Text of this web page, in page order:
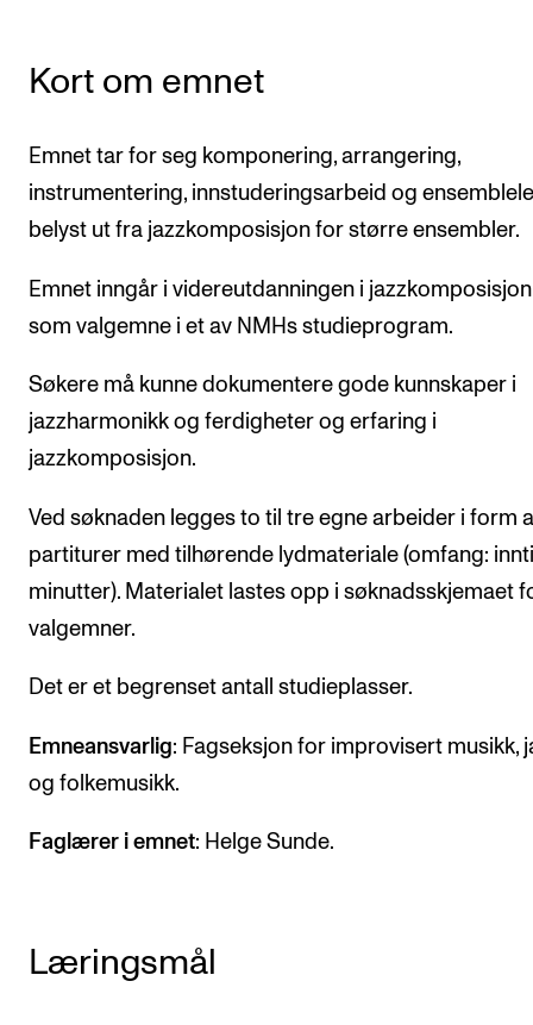
Utveksling
Nettverk
AKTUELT
Arrangementer og konserter
Nyheter og historier
Ledige stillinger
INFO
Om Norges musikkhøgskole
Kort om emnet
Emnet tar for seg komponering, arrangering,
instrumentering, innstuderingsarbeid og
belyst ut fra jazzkomposisjon for større ensembler.
Emnet inngår i videreutdanningen i
som valgemne i et av NMHs studieprogram.
Søkere må kunne dokumentere gode kunnskaper i
jazzharmonikk og ferdigheter og erfaring i
jazzkomposisjon.
Ved søknaden legges to til tre egne arbeider i form
partiturer med tilhørende lydmateriale (omfang:
minutter). Materialet lastes opp i søknadsskjemaet
valgemner.
Det er et begrenset antall studieplasser.
Emneansvarlig: Fagseksjon for improvisert musikk,
og folkemusikk.
Faglærer i emnet: Helge Sunde.
Læringsmål